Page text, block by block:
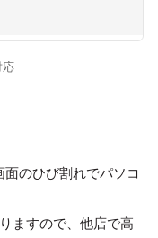
応
のひび割れでパソコ
ますので、他店で高